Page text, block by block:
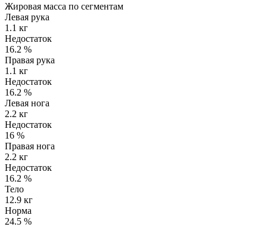
Жировая масса по сегментам
Левая рука
1.1 кг
Недостаток
16.2 %
Правая рука
1.1 кг
Недостаток
16.2 %
Левая нога
2.2 кг
Недостаток
16 %
Правая нога
2.2 кг
Недостаток
16.2 %
Тело
12.9 кг
Норма
24.5 %